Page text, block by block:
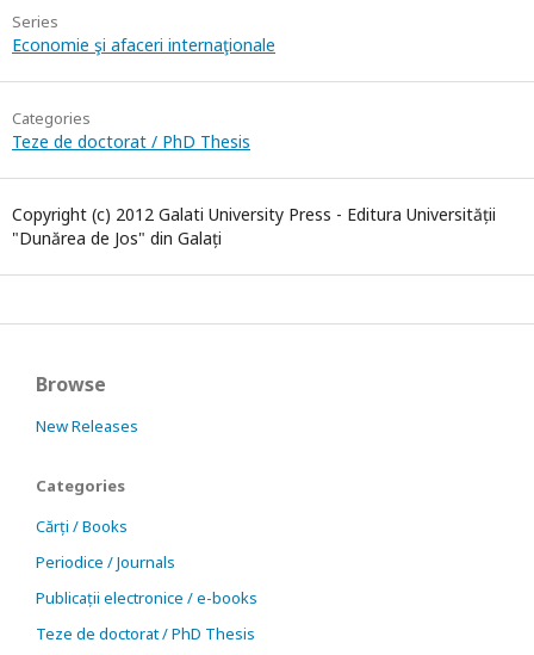
Series
Economie şi afaceri internaţionale
Categories
Teze de doctorat / PhD Thesis
Copyright (c) 2012 Galati University Press - Editura Universității
"Dunărea de Jos" din Galați
Browse
New Releases
Categories
Cărți / Books
Periodice / Journals
Publicații electronice / e-books
Teze de doctorat / PhD Thesis